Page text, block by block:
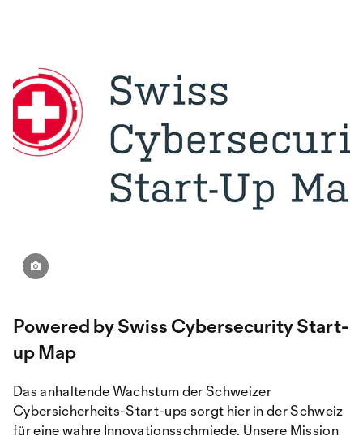
Powered by Swiss Cybersecurity Start-
up Map
Das anhaltende Wachstum der Schweizer
Cybersicherheits-Start-ups sorgt hier in der Schweiz
für eine wahre Innovationsschmiede. Unsere Mission